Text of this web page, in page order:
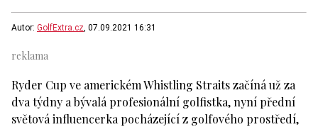
Autor: GolfExtra.cz, 07.09.2021 16:31
Ryder Cup ve americkém Whistling Straits začíná už za
dva týdny a bývalá profesionální golfistka, nyní přední
světová influencerka pocházející z golfového prostředí,